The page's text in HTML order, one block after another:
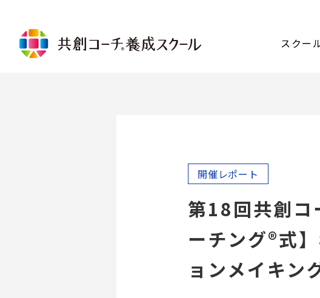
スクー
講座について
共創コーチ®基礎コース
共創コーチング®
メンターコーチ
ログラム
受講に関するルール
開催レポート
第18回共創コ
ーチング®式
ョンメイキン